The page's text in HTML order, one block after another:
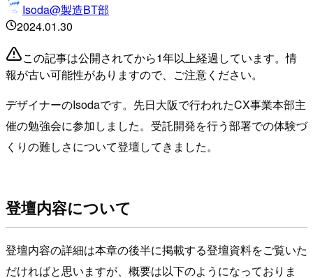
Isoda@製造BT部
2024.01.30
この記事は公開されてから1年以上経過しています。情
報が古い可能性がありますので、ご注意ください。
デザイナーのIsodaです。先日大阪で行われたCX事業本部主
催の勉強会に参加しました。受託開発を行う部署での体験づ
くりの難しさについて登壇してきました。
登壇内容について
登壇内容の詳細は本章の後半に掲載する登壇資料をご覧いた
だければと思いますが、概要は以下のようになっておりま